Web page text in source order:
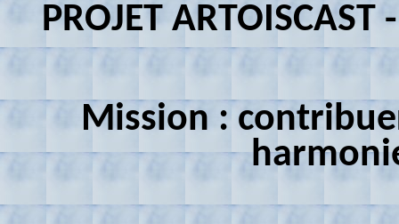
PROJET ARTOISCAST
Mission :